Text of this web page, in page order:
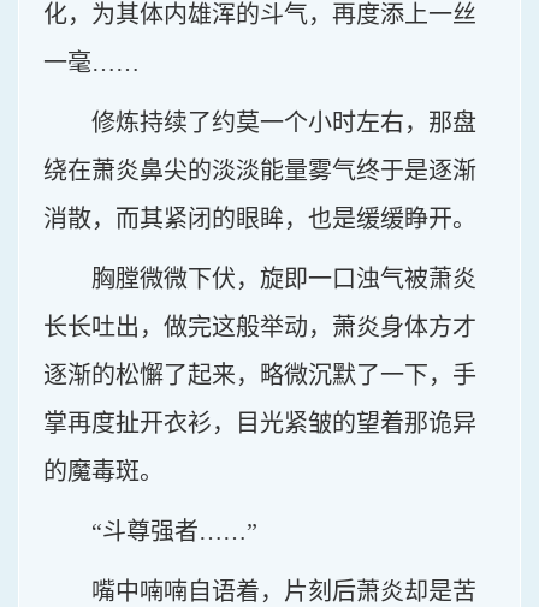
化，为其体内雄浑的斗气，再度添上一丝
一毫……
修炼持续了约莫一个小时左右，那盘
绕在萧炎鼻尖的淡淡能量雾气终于是逐渐
消散，而其紧闭的眼眸，也是缓缓睁开。
胸膛微微下伏，旋即一口浊气被萧炎
长长吐出，做完这般举动，萧炎身体方才
逐渐的松懈了起来，略微沉默了一下，手
掌再度扯开衣衫，目光紧皱的望着那诡异
的魔毒斑。
“斗尊强者……”
嘴中喃喃自语着，片刻后萧炎却是苦